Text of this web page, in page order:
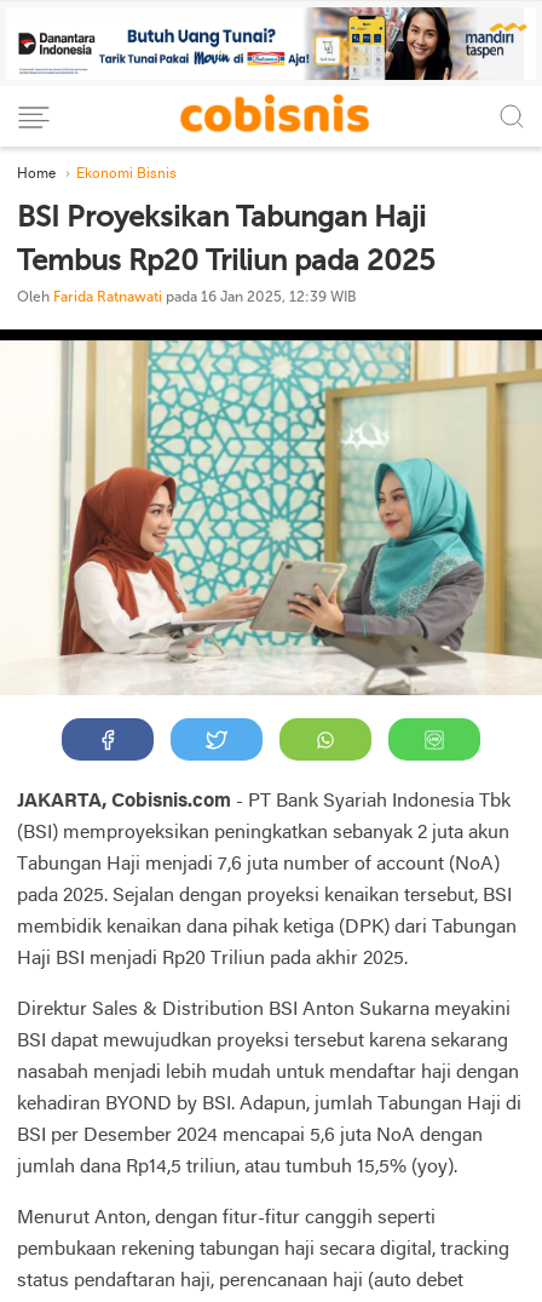
Home Ekonomi Bisnis
BSI Proyeksikan Tabungan Haji
Tembus Rp20 Triliun pada 2025
Oleh Farida Ratnawati pada 16 Jan 2025, 12:39 WIB
JAKARTA, Cobisnis.com - PT Bank Syariah Indonesia Tbk
(BSI) memproyeksikan peningkatkan sebanyak 2 juta akun
Tabungan Haji menjadi 7,6 juta number of account (NoA)
pada 2025. Sejalan dengan proyeksi kenaikan tersebut, BSI
membidik kenaikan dana pihak ketiga (DPK) dari Tabungan
Haji BSI menjadi Rp20 Triliun pada akhir 2025.
Direktur Sales & Distribution BSI Anton Sukarna meyakini
BSI dapat mewujudkan proyeksi tersebut karena sekarang
nasabah menjadi lebih mudah untuk mendaftar haji dengan
kehadiran BYOND by BSI. Adapun, jumlah Tabungan Haji di
BSI per Desember 2024 mencapai 5,6 juta NoA dengan
jumlah dana Rp14,5 triliun, atau tumbuh 15,5% (yoy).
Menurut Anton, dengan fitur-fitur canggih seperti
pembukaan rekening tabungan haji secara digital, tracking
status pendaftaran haji, perencanaan haji (auto debet